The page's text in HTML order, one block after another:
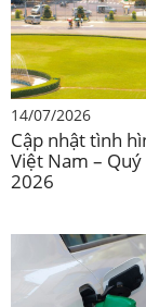
14/07/2026
Cập nhật tình
Việt Nam –
2026